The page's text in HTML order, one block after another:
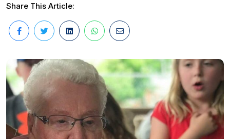
Share This Article: